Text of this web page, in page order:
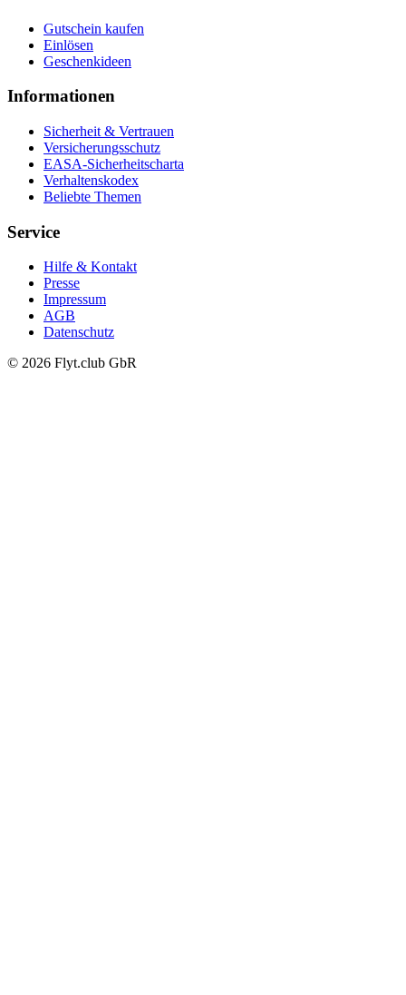
Gutschein kaufen
Einlösen
Geschenkideen
Informationen
Sicherheit & Vertrauen
Versicherungsschutz
EASA-Sicherheitscharta
Verhaltenskodex
Beliebte Themen
Service
Hilfe & Kontakt
Presse
Impressum
AGB
Datenschutz
© 2026 Flyt.club GbR